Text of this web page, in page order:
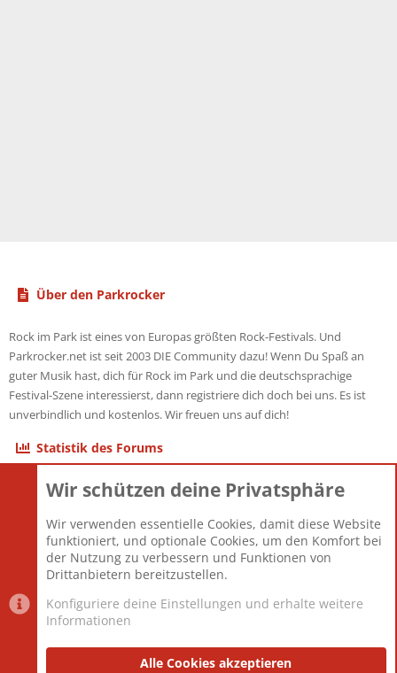
Über den Parkrocker
Rock im Park ist eines von Europas größten Rock-Festivals. Und
Parkrocker.net ist seit 2003 DIE Community dazu! Wenn Du Spaß an
guter Musik hast, dich für Rock im Park und die deutschsprachige
Festival-Szene interessierst, dann registriere dich doch bei uns. Es ist
unverbindlich und kostenlos. Wir freuen uns auf dich!
Statistik des Forums
Themen
Mitglieder
12.425
Neuestes Mitglied
Toddster85
Datenschutzerklärung Impressum
Wir schützen deine Privatsphäre
Wir verwenden essentielle Cookies, damit diese Website
funktioniert, und optionale Cookies, um den Komfort bei
der Nutzung zu verbessern und Funktionen von
Drittanbietern bereitzustellen.
Konfiguriere deine Einstellungen und erhalte weitere
Informationen
Alle Cookies akzeptieren